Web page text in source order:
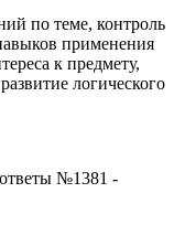
по теме, контроль
применения
к предмету,
логического
№1381 -